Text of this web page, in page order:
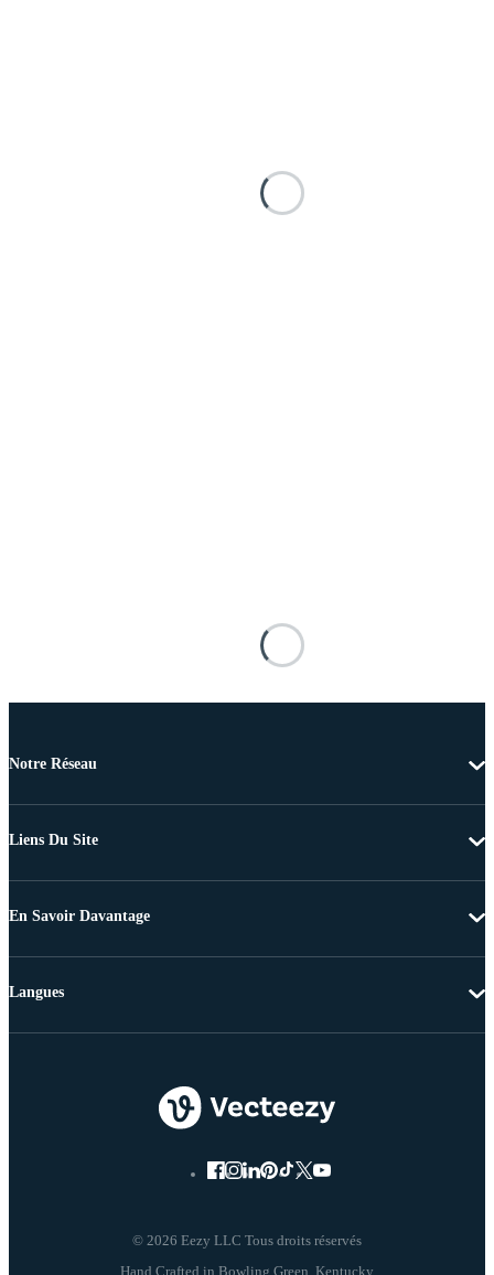
Notre Réseau
Liens Du Site
En Savoir Davantage
© 2026 Eezy LLC Tous droits réservés
Langues